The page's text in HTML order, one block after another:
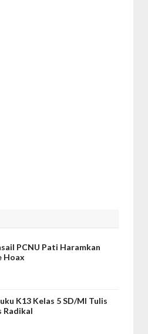
PCNU Pati Haramkan
Hoax
K13 Kelas 5 SD/MI Tulis
Radikal